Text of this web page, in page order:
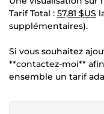
Tarif Total : 57,81 $US
supplémentaires).
Si vous souhaitez
**contactez-moi**
ensemble un tarif